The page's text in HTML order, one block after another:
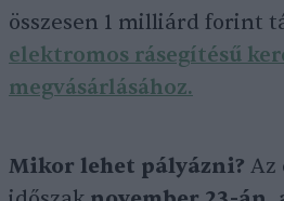
összesen 1 milliárd forint
elektromos rásegítésű
megvásárlásához.
Mikor lehet pályázni? Az